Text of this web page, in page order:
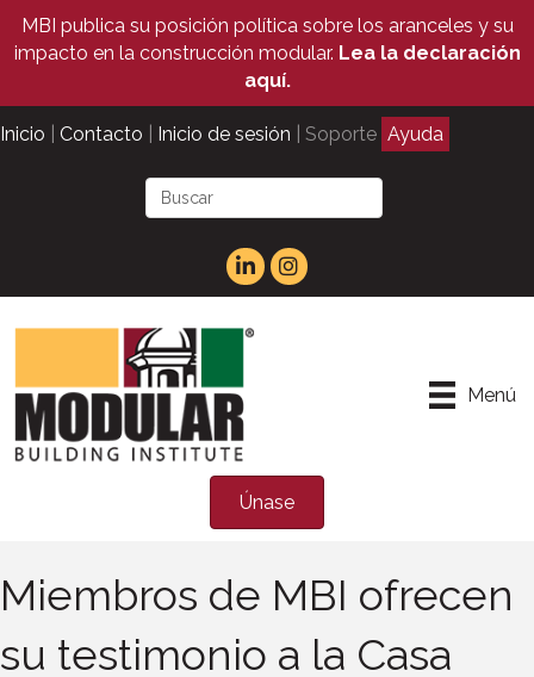
MBI publica su posición política sobre los aranceles y su
impacto en la construcción modular. Lea la declaración
aquí.
Inicio Contacto Inicio de sesión | Soporte Ayuda
Menú
Únase
Miembros de MBI ofrecen
su testimonio a la Casa